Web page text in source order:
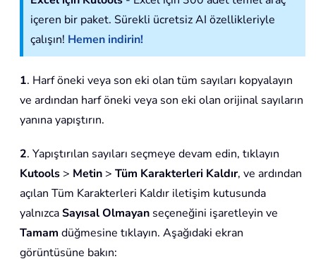
içeren bir paket. Sürekli ücretsiz AI özellikleriyle
çalışın! Hemen indirin!
1. Harf öneki veya son eki olan tüm sayıları kopyalayın
ve ardından harf öneki veya son eki olan orijinal sayıların
yanına yapıştırın.
2. Yapıştırılan sayıları seçmeye devam edin, tıklayın
Kutools > Metin > Tüm Karakterleri Kaldır, ve ardından
açılan Tüm Karakterleri Kaldır iletişim kutusunda
yalnızcaSayısal Olmayan seçeneğini işaretleyin ve
Tamam düğmesine tıklayın. Aşağıdaki ekran
görüntüsüne bakın: